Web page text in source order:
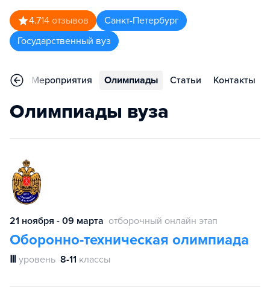
4.714 отзывов
Санкт-Петербург
Государственный вуз
Мероприятия Олимпиады Статьи Контакты
Олимпиады вуза
21 ноября - 09 марта отборочный онлайн этап
Оборонно-техническая олимпиада
Ⅲ уровень 8-11 классы